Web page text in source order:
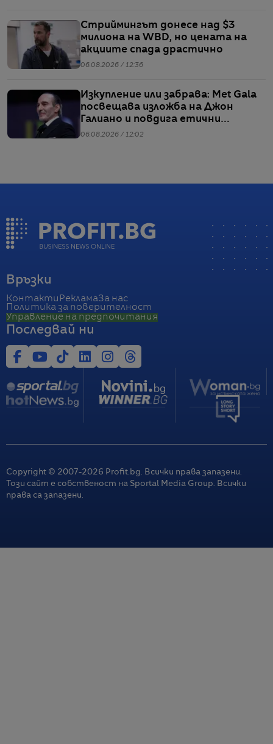
Стриймингът донесе над $3
милиона на WBD, но цената на
акциите спада драстично
06.08.2026 / 12:36
Изкупление или забрава: Met Gala
посвещава изложба на Джон
Галиано и повдига етични
въпроси
06.08.2026 / 12:02
Връзки
Контакти РекламаЗа нас
Политика за поверителност
Управление на предпочитания
Последвай ни
Copyright © 2007-2026 Profit.bg. Всички права запазени.
Този сайт е собственост на Sportal Media Group. Всички
права са запазени.